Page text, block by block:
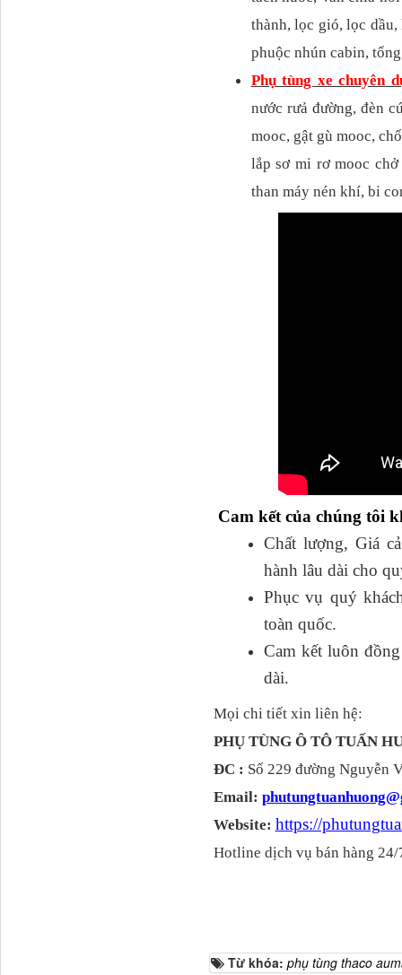
thành, lọc gió, lọc
phuộc nhún cabin,
Phụ tùng xe chuyên
nước rưả đường, đèn
mooc, gật gù mooc,
lắp sơ mi rơ mooc
than máy nén khí, bi
Cam kết của chúng tôi
Chất lượng, Giá
hành lâu dài cho
Phục vụ quý
toàn quốc.
Cam kết luôn
dài.
Mọi chi tiết xin liên hệ:
PHỤ TÙNG Ô TÔ TUẤN
ĐC : Số 229 đường Nguyễn
Email:
Website: https://
Hotline dịch vụ bán hàng 24/
Từ khóa: phụ tùng thaco